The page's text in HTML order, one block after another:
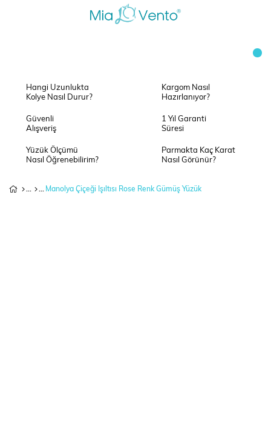
Hangi Uzunlukta
Kolye Nasıl Durur?
Kargom Nasıl
Hazırlanıyor?
Güvenli
Alışveriş
1 Yıl Garanti
Süresi
Yüzük Ölçümü
Nasıl Öğrenebilirim?
Parmakta Kaç Karat
Nasıl Görünür?
Manolya Çiçeği Işıltısı Rose Renk Gümüş Yüzük